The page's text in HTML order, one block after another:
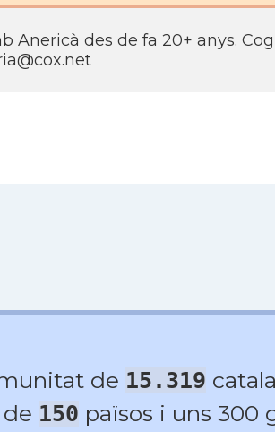
Anericà des de fa 20+ anys.
de 15.319
150 països i uns 300